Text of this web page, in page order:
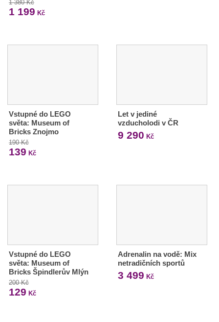
1 380 Kč
1 199 Kč
Vstupné do LEGO
světa: Museum of
Bricks Znojmo
190 Kč
139 Kč
Let v jediné
vzducholodi v ČR
9 290 Kč
Vstupné do LEGO
světa: Museum of
Bricks Špindlerův Mlýn
200 Kč
129 Kč
Adrenalin na vodě: Mix
netradičních sportů
3 499 Kč